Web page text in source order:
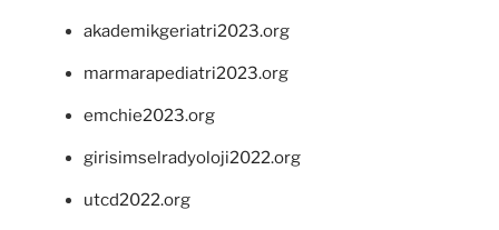
akademikgeriatri2023.org
marmarapediatri2023.org
emchie2023.org
girisimselradyoloji2022.org
utcd2022.org